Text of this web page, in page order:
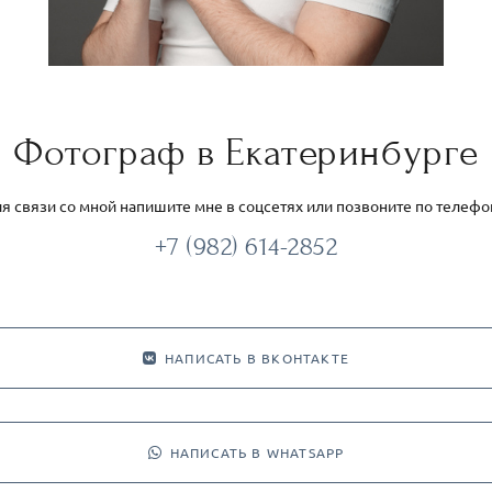
Фотограф в Екатеринбурге
связи со мной напишите мне в соцсетях или позвоните по
+7 (982) 614-2852
НАПИСАТЬ В ВКОНТАКТЕ
НАПИСАТЬ В WHATSAPP